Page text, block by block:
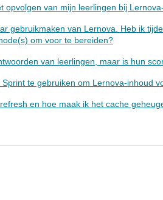
opvolgen van mijn leerlingen bij
gebruikmaken van Lernova. Heb ik
om voor te bereiden?
van leerlingen, maar is hun
Sprint te gebruiken om Lernova-inhoud
en hoe maak ik het cache